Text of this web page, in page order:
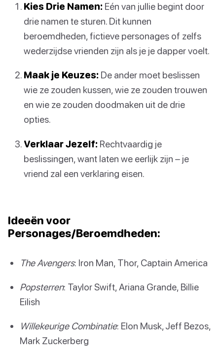
Kies Drie Namen: Eén van jullie begint door
drie namen te sturen. Dit kunnen
beroemdheden, fictieve personages of zelfs
wederzijdse vrienden zijn als je je dapper voelt.
Maak je Keuzes: De ander moet beslissen
wie ze zouden kussen, wie ze zouden trouwen
en wie ze zouden doodmaken uit de drie
opties.
Verklaar Jezelf: Rechtvaardig je
beslissingen, want laten we eerlijk zijn – je
vriend zal een verklaring eisen.
Ideeën voor
Personages/Beroemdheden:
The Avengers: Iron Man, Thor, Captain America
Popsterren: Taylor Swift, Ariana Grande, Billie
Eilish
Willekeurige Combinatie: Elon Musk, Jeff Bezos,
Mark Zuckerberg